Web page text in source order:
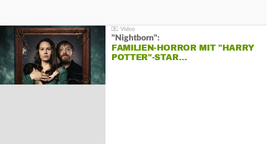
"Nightborn":
FAMILIEN-HORROR MIT "HARRY
POTTER"-STAR…